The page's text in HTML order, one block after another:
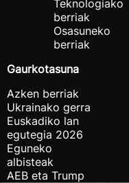
Teknologiako
berriak
Osasuneko
berriak
Gaurkotasuna
Azken berriak
Ukrainako gerra
Euskadiko lan
egutegia 2026
Eguneko
albisteak
AEB eta Trump